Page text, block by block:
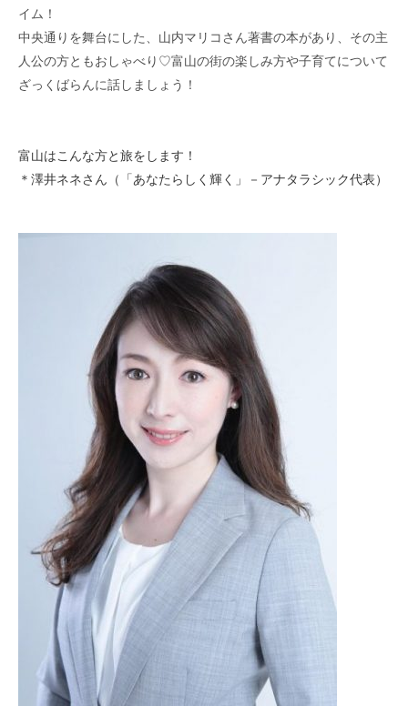
イム！
中央通りを舞台にした、山内マリコさん著書の本があり、その主
人公の方ともおしゃべり♡富山の街の楽しみ方や子育てについて
ざっくばらんに話しましょう！
富山はこんな方と旅をします！
＊澤井ネネさん（「あなたらしく輝く」－アナタラシック代表）